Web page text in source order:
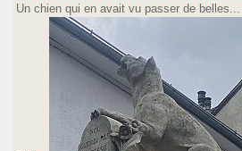
Un chien qui en avait vu passer de belles...